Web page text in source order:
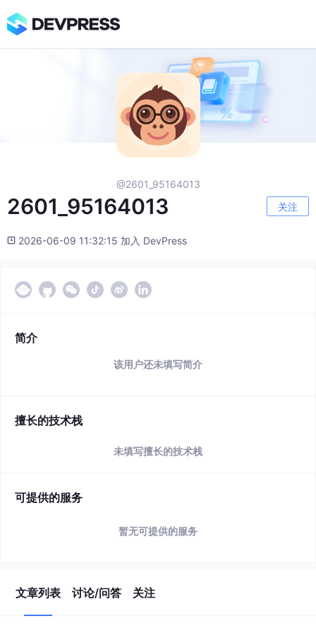
@2601_95164013
2601_95164013 关注
2026-06-09 11:32:15 加入 DevPress
简介
该用户还未填写简介
擅长的技术栈
未填写擅长的技术栈
可提供的服务
暂无可提供的服务
文章列表 讨论/问答 关注